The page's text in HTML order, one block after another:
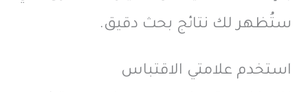
ستُظهر لك نتائج بحث دقيق.
استخدم علامتي الاقتباس